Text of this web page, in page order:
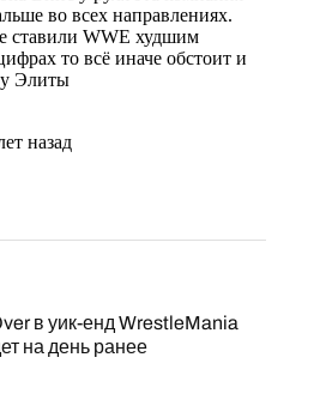
в уик-енд WrestleMania
на день ранее